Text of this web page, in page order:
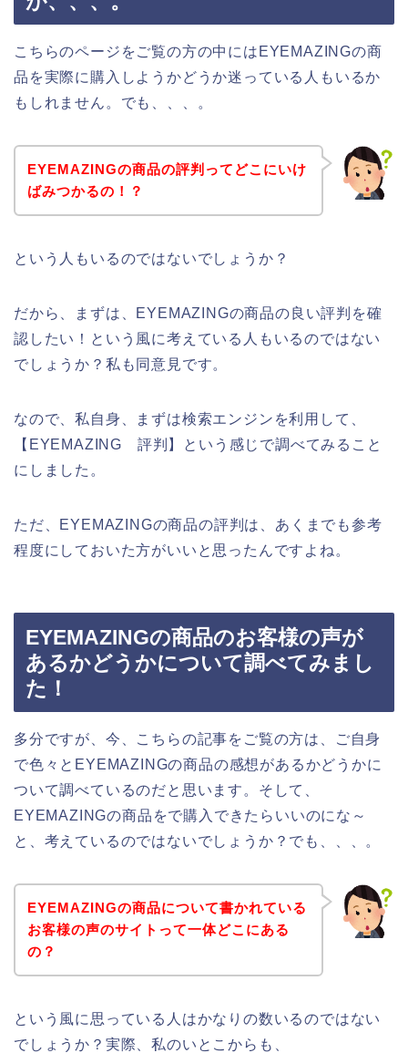
こちらのページをご覧の方の中にはEYEMAZINGの商
品を実際に購入しようかどうか迷っている人もいるか
もしれません。でも、、、。
EYEMAZINGの商品の評判ってどこにいけ
ばみつかるの！？
という人もいるのではないでしょうか？
だから、まずは、EYEMAZINGの商品の良い評判を確
認したい！という風に考えている人もいるのではない
でしょうか？私も同意見です。
なので、私自身、まずは検索エンジンを利用して、
【EYEMAZING 評判】という感じで調べてみること
にしました。
ただ、EYEMAZINGの商品の評判は、あくまでも参考
程度にしておいた方がいいと思ったんですよね。
EYEMAZINGの商品のお客様の声が
あるかどうかについて調べてみまし
た！
多分ですが、今、こちらの記事をご覧の方は、ご自身
で色々とEYEMAZINGの商品の感想があるかどうかに
ついて調べているのだと思います。そして、
EYEMAZINGの商品をで購入できたらいいのにな～
と、考えているのではないでしょうか？でも、、、。
EYEMAZINGの商品について書かれている
お客様の声のサイトって一体どこにある
の？
という風に思っている人はかなりの数いるのではない
でしょうか？実際、私のいとこからも、